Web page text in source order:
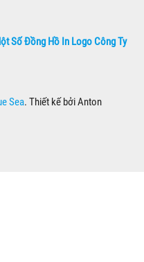
Số Đồng Hồ In Logo Công Ty
Sea. Thiết kế bởi Anton